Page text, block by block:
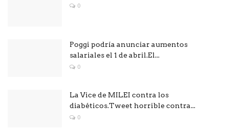
0
Poggi podría anunciar aumentos
salariales el 1 de abril.El...
0
La Vice de MILEI contra los
diabéticos.Tweet horrible contra...
0